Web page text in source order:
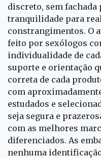
discreto, sem
tranquilidade para
constrangimentos. O
feito por sexólogos
individualidade de
suporte e orientação
correta de cada
com
estudados e
seja segura e
com as melhores
diferenciados. As
nenhuma